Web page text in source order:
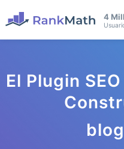
4
El Plugin